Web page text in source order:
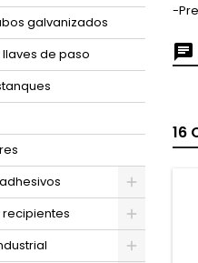
galvanizados
llaves de paso
recipientes
-
16